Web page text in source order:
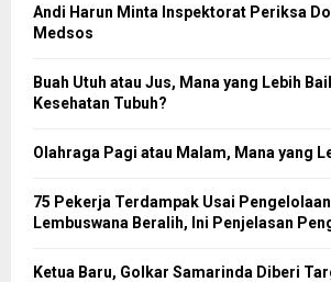
Andi Harun Minta Inspektorat Periksa
Medsos
Buah Utuh atau Jus, Mana yang Lebih
Kesehatan Tubuh?
Olahraga Pagi atau Malam, Mana yang
75 Pekerja Terdampak Usai
Lembuswana Beralih, Ini Penjelasan
Ketua Baru, Golkar Samarinda Diberi